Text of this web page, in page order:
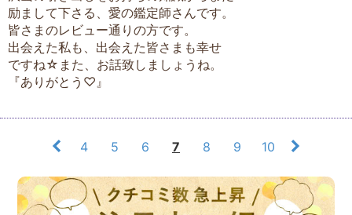
励まして下さる、愛の鑑定師さんです。
皆さまのレビュー通りの方です。
出会えた私も、出会えた皆さまも幸せ
ですね☆また、お話致しましょうね。
『ありがとう♡』
4 5 6 7 8 9 10